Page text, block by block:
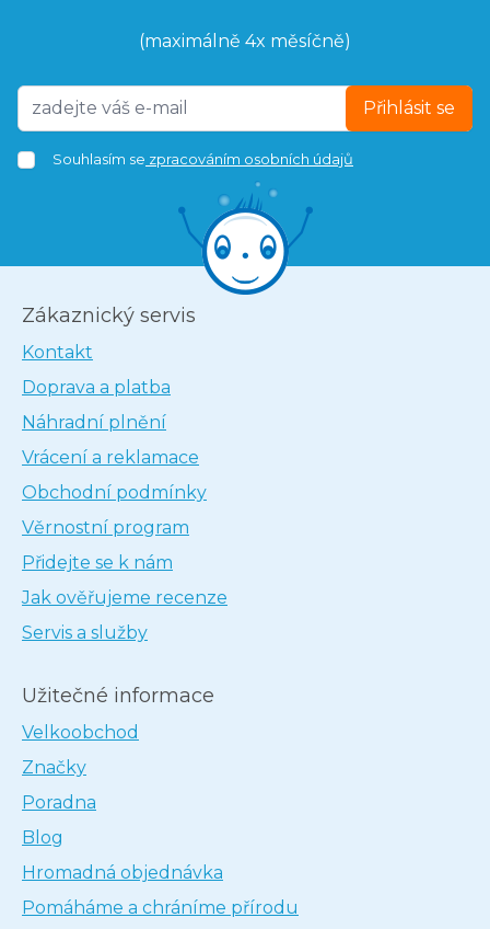
(maximálně 4x měsíčně)
Přihlásit se
Souhlasím se zpracováním osobních údajů
Zákaznický servis
Kontakt
Doprava a platba
Náhradní plnění
Vrácení a reklamace
Obchodní podmínky
Věrnostní program
Přidejte se k nám
Jak ověřujeme recenze
Servis a služby
Užitečné informace
Velkoobchod
Značky
Poradna
Blog
Hromadná objednávka
Pomáháme a chráníme přírodu